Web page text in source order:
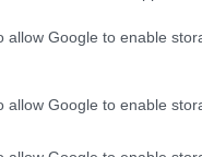
allow Google to enable
allow Google to enable
τοπίου και
φορολόγηση, στην
οικονομίας,
και της